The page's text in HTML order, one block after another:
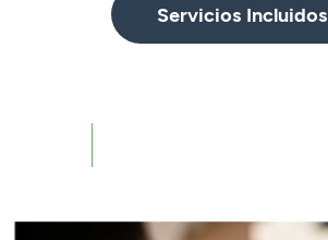
Servicios Incluidos